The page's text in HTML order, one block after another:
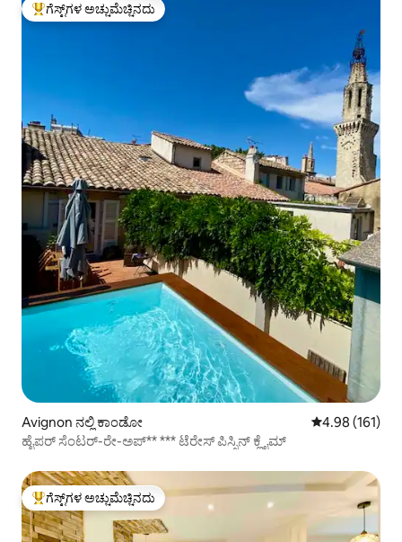
ಗೆಸ್ಟ್‌ಗಳಿಗೆ ಅತಿ ಹೆಚ್ಚು ಅಚ್ಚುಮೆಚ್ಚಿನದು
ಗೆಸ್ಟ್‌ಗಳ ಅಚ್ಚುಮೆಚ್ಚಿನದು
Avignon ನಲ್ಲಿ ಕಾಂಡೋ 5 ರಲ್ಲಿ 4.98
4.98 (161)
ಹೈಪರ್ ಸೆಂಟರ್-ರೇ-ಅಪ್** *** ಟೆರೇಸ್ ಪಿಸ್ಸಿನ್ ಕ್ಲೈಮ್
ಗೆಸ್ಟ್‌ಗಳಿಗೆ ಅತಿ ಹೆಚ್ಚು ಅಚ್ಚುಮೆಚ್ಚಿನದು
ಗೆಸ್ಟ್‌ಗಳ ಅಚ್ಚುಮೆಚ್ಚಿನದು